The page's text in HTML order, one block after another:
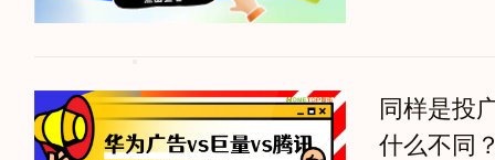
同样是投
什么不同